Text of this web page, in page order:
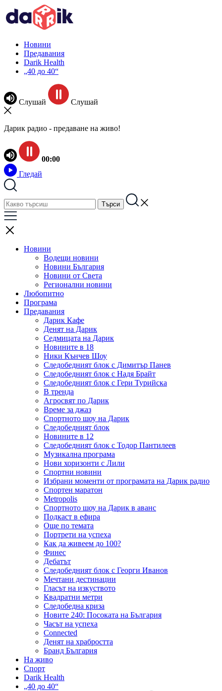
Новини
Предавания
Darik Health
„40 до 40“
Слушай Слушай
Дарик радио - предаване на живо!
00:00
Гледай
Новини
Водещи новини
Новини България
Новини от Света
Регионални новини
Любопитно
Програма
Предавания
Дарик Кафе
Денят на Дарик
Седмицата на Дарик
Новините в 18
Ники Кънчев Шоу
Следобедният блок с Димитър Панев
Следобедният блок с Надя Брайт
Следобедният блок с Гери Турийска
В тренда
Агросвят по Дарик
Време за джаз
Спортното шоу на Дарик
Следобедният блок
Новините в 12
Следобедният блок с Тодор Пантилеев
Музикална програма
Нови хоризонти с Лили
Спортни новини
Избрани моменти от програмата на Дарик радио
Спортен маратон
Metropolis
Спортното шоу на Дарик в аванс
Подкаст в ефира
Още по темата
Портрети на успеха
Как да живеем до 100?
Финес
Дебатът
Следобедният блок с Георги Иванов
Мечтани дестинации
Гласът на изкуството
Квадратни метри
Следобедна криза
Новите 240: Посоката на България
Часът на успеха
Connected
Денят на храбростта
Бранд България
На живо
Спорт
Darik Health
„40 до 40“